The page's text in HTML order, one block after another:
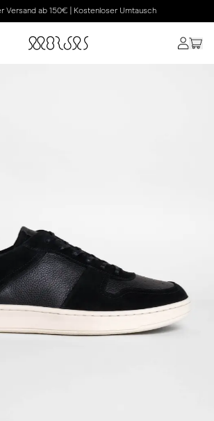
Versand ab 150€ | Kostenloser Umtausch